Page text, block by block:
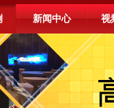
新闻中心 视